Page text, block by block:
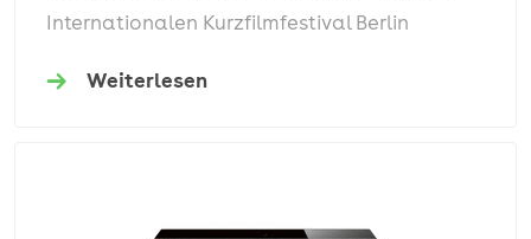
Internationalen Kurzfilmfestival Berlin
Weiterlesen